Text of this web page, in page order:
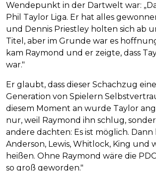
Wendepunkt in der Dartwelt war:
Phil Taylor Liga. Er hat alles
und Dennis Priestley holten sich ab
Titel, aber im Grunde war es
kam Raymond und er zeigte, dass
war."
Er glaubt, dass dieser Schachzug
Generation von Spielern
diesem Moment an wurde Taylor
nur, weil Raymond ihn schlug,
andere dachten: Es ist möglich. Dann
Anderson, Lewis, Whitlock, King und
heißen. Ohne Raymond wäre die
so groß geworden."